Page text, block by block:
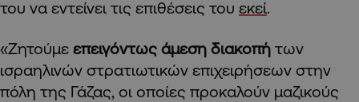
του να εντείνει τις επιθέσεις του εκεί.
«Ζητούμε επειγόντως άμεση διακοπή των
ισραηλινών στρατιωτικών επιχειρήσεων στην
πόλη της Γάζας, οι οποίες προκαλούν μαζικούς